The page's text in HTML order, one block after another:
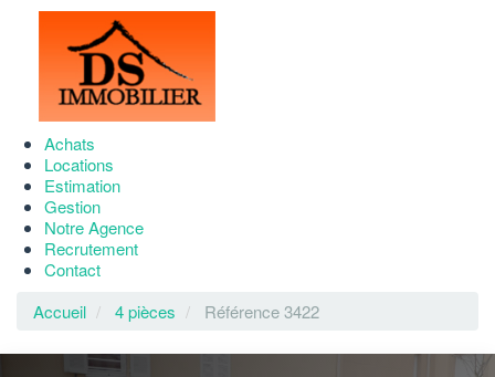
Achats
Locations
Estimation
Gestion
Notre Agence
Recrutement
Contact
Accueil
4 pièces Référence 3422